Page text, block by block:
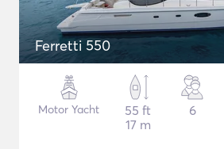
Ferretti 550
Motor Yacht
55 ft
17 m
6